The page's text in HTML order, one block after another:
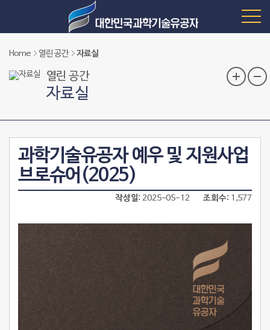
Home 열린 공간 자료실
열린 공간
자료실
과학기술유공자 예우 및 지원사업
브로슈어(2025)
작성일 2025-05-12 조회수 1,577